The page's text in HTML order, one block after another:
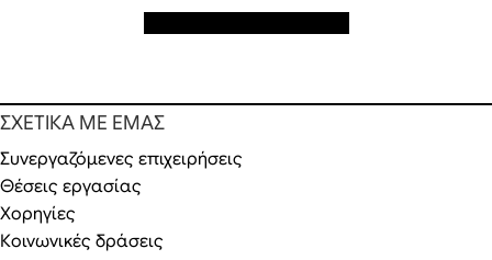
ΣΧΕΤΙΚΑ ΜΕ ΕΜΑΣ
Συνεργαζόμενες επιχειρήσεις
Θέσεις εργασίας
Χορηγίες
Κοινωνικές δράσεις